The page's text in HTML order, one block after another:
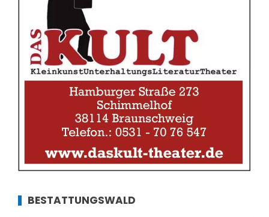
BESTATTUNGSWALD